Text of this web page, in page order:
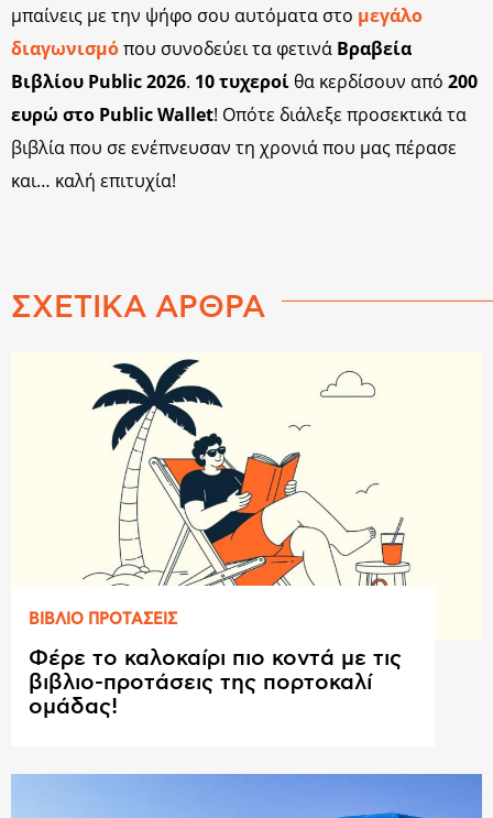
μπαίνεις με την ψήφο σου αυτόματα στο μεγάλο
διαγωνισμόπου συνοδεύει τα φετινά Βραβεία
Βιβλίου Public 2026. 10 τυχεροί θα κερδίσουν από 200
ευρώ στο Public Wallet! Οπότε διάλεξε προσεκτικά τα
βιβλία που σε ενέπνευσαν τη χρονιά που μας πέρασε
και… καλή επιτυχία!
ΣΧΕΤΙΚΑ ΑΡΘΡΑ
ΒΙΒΛΙΟ ΠΡΟΤAΣΕΙΣ
Φέρε το καλοκαίρι πιο κοντά με τις
βιβλιο-προτάσεις της πορτοκαλί
ομάδας!